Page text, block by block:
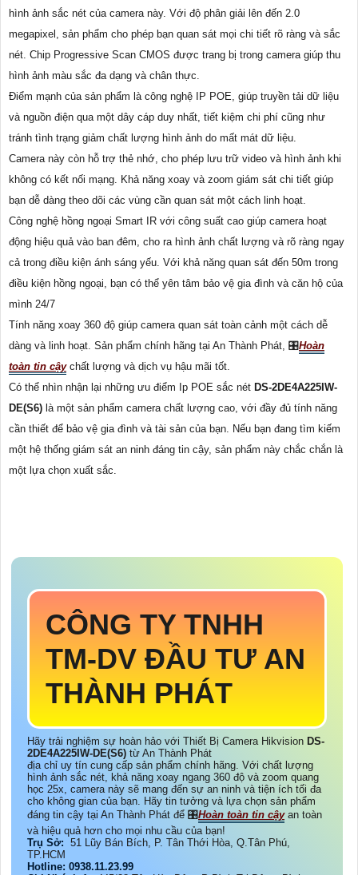
hình ảnh sắc nét của camera này. Với độ phân giải lên đến 2.0
megapixel, sản phẩm cho phép bạn quan sát mọi chi tiết rõ ràng và sắc
nét. Chip Progressive Scan CMOS được trang bị trong camera giúp thu
hình ảnh màu sắc đa dạng và chân thực.
Điểm mạnh của sản phẩm là công nghệ IP POE, giúp truyền tải dữ liệu
và nguồn điện qua một dây cáp duy nhất, tiết kiệm chi phí cũng như
tránh tình trạng giảm chất lượng hình ảnh do mất mát dữ liệu.
Camera này còn hỗ trợ thẻ nhớ, cho phép lưu trữ video và hình ảnh khi
không có kết nối mạng. Khả năng xoay và zoom giám sát chi tiết giúp
bạn dễ dàng theo dõi các vùng cần quan sát một cách linh hoạt.
Công nghệ hồng ngoại Smart IR với công suất cao giúp camera hoạt
động hiệu quả vào ban đêm, cho ra hình ảnh chất lượng và rõ ràng ngay
cả trong điều kiện ánh sáng yếu. Với khả năng quan sát đến 50m trong
điều kiện hồng ngoại, bạn có thể yên tâm bảo vệ gia đình và căn hộ của
mình 24/7
Tính năng xoay 360 độ giúp camera quan sát toàn cảnh một cách dễ
dàng và linh hoạt. Sản phẩm chính hãng tại An Thành Phát, 🎛Hoàn
toàn tin cậychất lượng và dịch vụ hậu mãi tốt.
Có thể nhìn nhận lại những ưu điểm Ip POE sắc nét DS-2DE4A225IW-
DE(S6) là một sản phẩm camera chất lượng cao, với đầy đủ tính năng
cần thiết để bảo vệ gia đình và tài sản của bạn. Nếu bạn đang tìm kiếm
một hệ thống giám sát an ninh đáng tin cậy, sản phẩm này chắc chắn là
một lựa chọn xuất sắc.
CÔNG TY TNHH
TM-DV ĐẦU TƯ AN
THÀNH PHÁT
Hãy trải nghiệm sự hoàn hảo với Thiết Bị Camera Hikvision DS-
2DE4A225IW-DE(S6) từ An Thành Phát
địa chỉ uy tín cung cấp sản phẩm chính hãng. Với chất lượng
hình ảnh sắc nét, khả năng xoay ngang 360 độ và zoom quang
học 25x, camera này sẽ mang đến sự an ninh và tiện ích tối đa
cho không gian của bạn. Hãy tin tưởng và lựa chọn sản phẩm
đáng tin cậy tại An Thành Phát để 🎛Hoàn toàn tin cậyan toàn
và hiệu quả hơn cho mọi nhu cầu của bạn!
Trụ Sở: 51 Lũy Bán Bích, P. Tân Thới Hòa, Q.Tân Phú,
TP.HCM
Hotline: 0938.11.23.99